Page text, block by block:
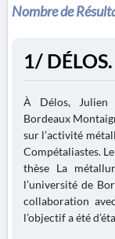
Nombre de
1/
À Délos, Julien
Bordeaux
sur l’activité
Compétaliastes.
thèse La
l’université de
collaboration
l’objectif a été